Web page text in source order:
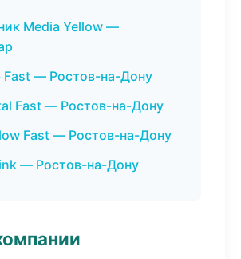
Media Yellow —
— Ростов-на-Дону
Fast — Ростов-на-Дону
Fast — Ростов-на-Дону
— Ростов-на-Дону